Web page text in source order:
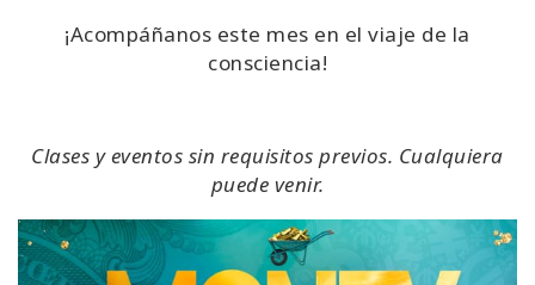
¡Acompáñanos este mes en el viaje de la
consciencia!
Clases y eventos sin requisitos previos. Cualquiera
puede venir.